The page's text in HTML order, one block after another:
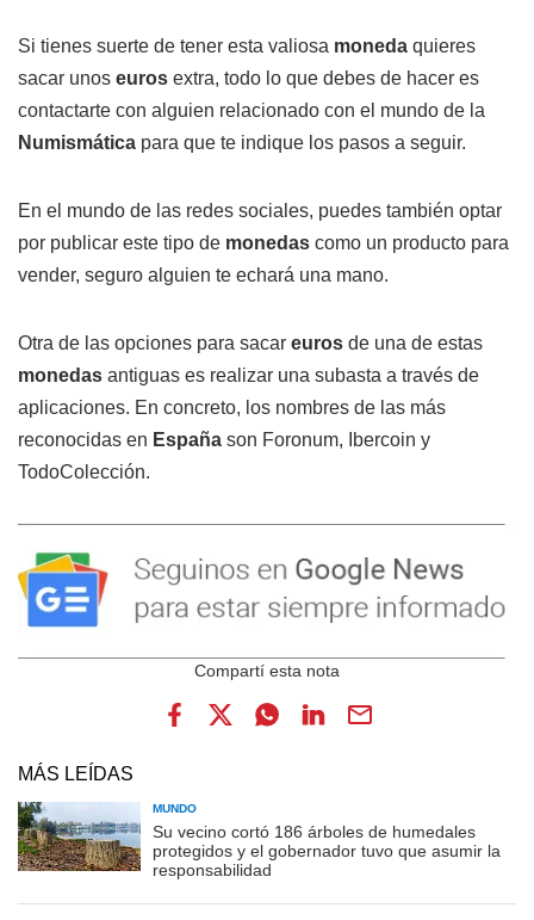
Si tienes suerte de tener esta valiosa moneda quieres
sacar unos euros extra, todo lo que debes de hacer es
contactarte con alguien relacionado con el mundo de la
Numismática para que te indique los pasos a seguir.
En el mundo de las redes sociales, puedes también optar
por publicar este tipo de monedas como un producto para
vender, seguro alguien te echará una mano.
Otra de las opciones para sacar euros de una de estas
monedas antiguas es realizar una subasta a través de
aplicaciones. En concreto, los nombres de las más
reconocidas en España son Foronum, Ibercoin y
TodoColección.
MÁS LEÍDAS
MUNDO
Su vecino cortó 186 árboles de humedales
protegidos y el gobernador tuvo que asumir la
responsabilidad